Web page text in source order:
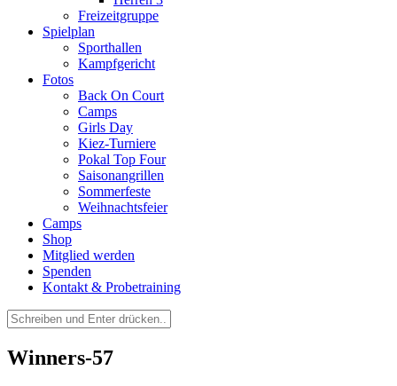
Freizeitgruppe
Spielplan
Sporthallen
Kampfgericht
Fotos
Back On Court
Camps
Girls Day
Kiez-Turniere
Pokal Top Four
Saisonangrillen
Sommerfeste
Weihnachtsfeier
Camps
Shop
Mitglied werden
Spenden
Kontakt & Probetraining
Suchen
nach:
Winners-57